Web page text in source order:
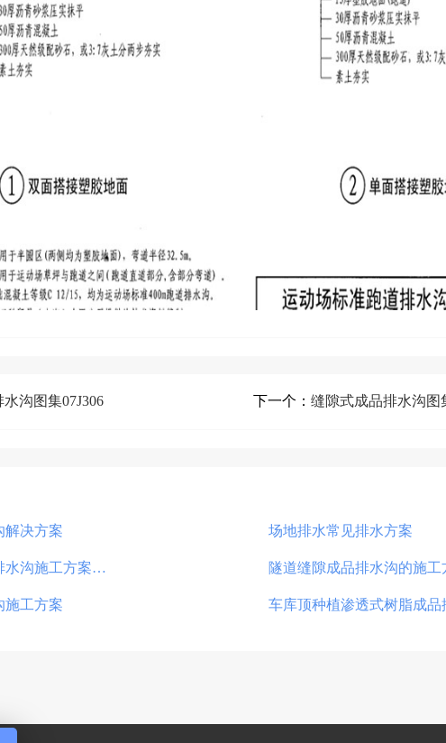
沟图集07J306 下一个： 缝隙式成品排水沟图
解决方案 场地排水常见排水方案
水沟施工方案… 隧道缝隙成品排水沟的施工
施工方案 车库顶种植渗透式树脂成